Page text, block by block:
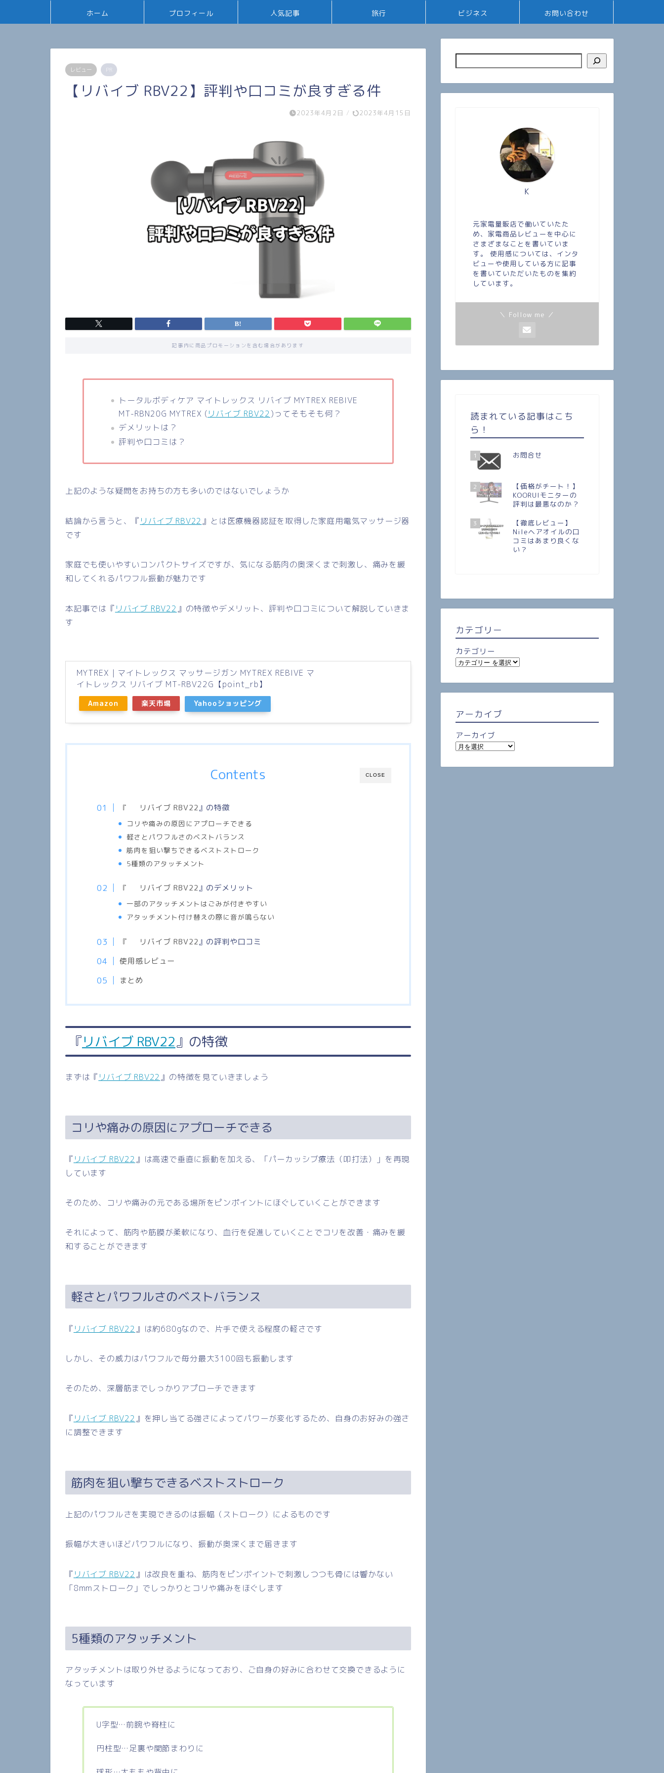
ホーム プロフィール 人気記事 旅行 ビジネス お問い合わせ
レビュー PR
【リバイブ RBV22】評判や口コミが良すぎる件
2023年4月2日 / 2023年4月15日
記事内に商品プロモーションを含む場合があります
トータルボディケア マイトレックス リバイブ MYTREX REBIVE
MT-RBN20G MYTREX (リバイブ RBV22 )ってそもそも何？
デメリットは？
評判や口コミは？
上記のような疑問をお持ちの方も多いのではないでしょうか
結論から言うと、『 リバイブ RBV22 』とは医療機器認証を取得した家庭用電気マッサージ器
です
家庭でも使いやすいコンパクトサイズですが、気になる筋肉の奥深くまで刺激し、痛みを緩
和してくれるパワフル振動が魅力です
本記事では『 リバイブ RBV22 』 の特徴やデメリット、評判や口コミについて解説していきま
す
MYTREX｜マイトレックス マッサージガン MYTREX REBIVE マ
イトレックス リバイブ MT-RBV22G【point_rb】
Amazon 楽天市場 Yahooショッピング
CLOSE
Contents
『 リバイブ RBV22』 の特徴
コリや痛みの原因にアプローチできる
軽さとパワフルさのベストバランス
筋肉を狙い撃ちできるベストストローク
5種類のアタッチメント
『 リバイブ RBV22』 のデメリット
一部のアタッチメントはごみが付きやすい
アタッチメント付け替えの際に音が鳴らない
『 リバイブ RBV22』 の評判や口コミ
使用感レビュー
まとめ
『リバイブ RBV22』 の特徴
まずは『 リバイブ RBV22 』 の特徴を見ていきましょう
コリや痛みの原因にアプローチできる
『 リバイブ RBV22 』は高速で垂直に振動を加える、「パーカッシブ療法（叩打法）」を再現
しています
そのため、コリや痛みの元である場所をピンポイントにほぐしていくことができます
それによって、筋肉や筋膜が柔軟になり、血行を促進していくことでコリを改善・痛みを緩
和することができます
軽さとパワフルさのベストバランス
『 リバイブ RBV22 』は約680gなので、片手で使える程度の軽さです
しかし、その威力はパワフルで毎分最大3100回も振動します
そのため、深層筋までしっかりアプローチできます
『 リバイブ RBV22 』を押し当てる強さによってパワーが変化するため、自身のお好みの強さ
に調整できます
筋肉を狙い撃ちできるベストストローク
上記のパワフルさを実現できるのは振幅（ストローク）によるものです
振幅が大きいほどパワフルになり、振動が奥深くまで届きます
『 リバイブ RBV22 』 は改良を重ね、筋肉をピンポイントで刺激しつつも骨には響かない
「8mmストローク」でしっかりとコリや痛みをほぐします
5種類のアタッチメント
アタッチメントは取り外せるようになっており、ご自身の好みに合わせて交換できるように
なっています
U字型…前腕や脊柱に
円柱型… 足裏や関節まわりに
K
元家電量販店で働いていたた
め、家電商品レビューを中心に
さまざまなことを書いていま
す。 使用感については、インタ
ビューや使用している方に記事
を書いていただいたものを集約
しています。
＼ Follow me ／
読まれている記事はこち
ら！
1 お問合せ
2
【価格がチート！】
KOORUIモニターの
評判は最悪なのか？
3
【徹底レビュー】
Nileヘアオイルの口
コミはあまり良くな
い？
カテゴリー
カテゴリー
アーカイブ
アーカイブ